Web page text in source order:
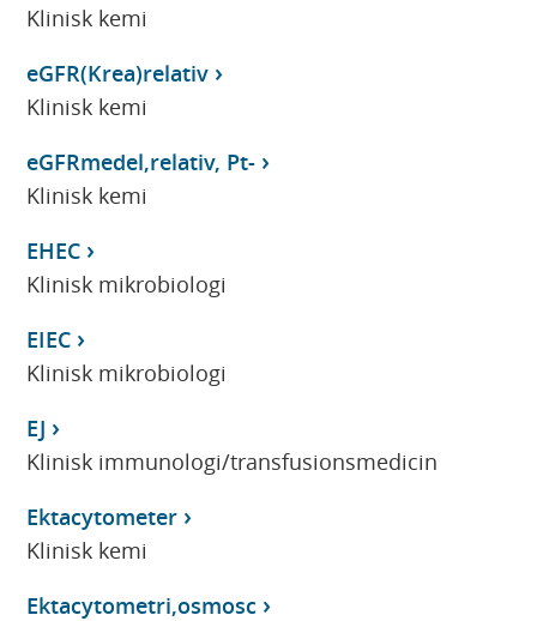
Klinisk kemi
eGFR(Krea)relativ
Klinisk kemi
eGFRmedel,relativ, Pt-
Klinisk kemi
EHEC
Klinisk mikrobiologi
EIEC
Klinisk mikrobiologi
EJ
Klinisk immunologi/transfusionsmedicin
Ektacytometer
Klinisk kemi
Ektacytometri,osmosc